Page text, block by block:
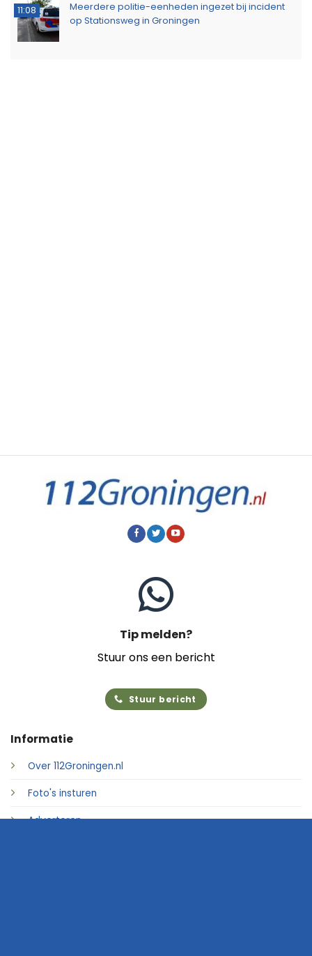
11:08
Meerdere politie-eenheden ingezet bij incident
op Stationsweg in Groningen
Informatie
Over 112Groningen.nl
Foto's insturen
Adverteren
Tip melden?
Stuur ons een bericht
Stuur bericht